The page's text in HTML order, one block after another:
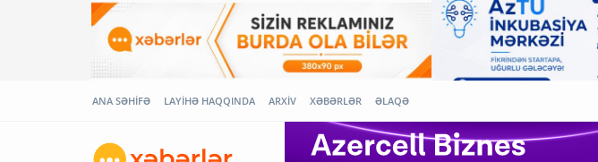
ANA SƏHİFƏ LAYİHƏ HAQQINDA ARXİV XƏBƏRLƏR ƏLAQƏ